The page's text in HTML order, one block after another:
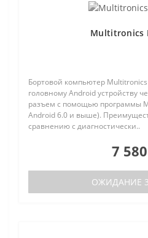
Multitronics
Бортовой компьютер
головному Android устройству
разъем с помощью программы
Android 6.0 и выше).
сравнению с диагностически..
7
ОЖИДАНИЕ